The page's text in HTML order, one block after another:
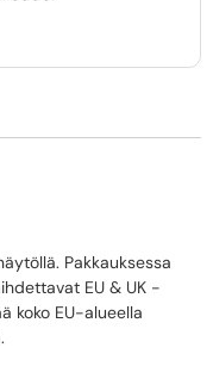
Pakkauksessa
EU & UK -
koko EU-alueella